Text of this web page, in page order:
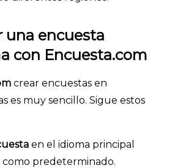
una encuesta
con Encuesta.com
crear encuestas en
es muy sencillo. Sigue estos
en el idioma principal
como predeterminado.